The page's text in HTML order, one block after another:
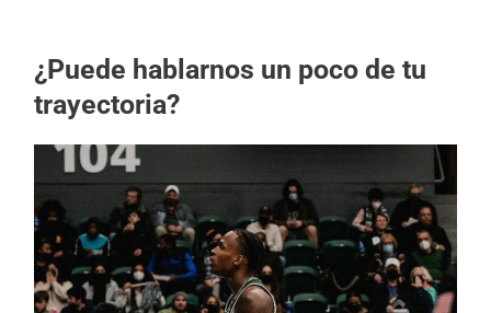
¿Puede hablarnos un poco de tu
trayectoria?